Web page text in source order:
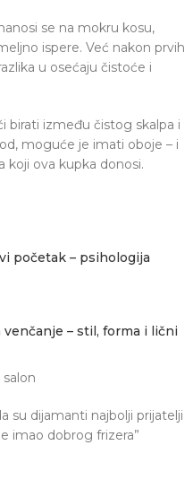
se na mokru kosu,
ispere. Već nakon prvih
u osećaju čistoće i
birati između čistog skalpa i
moguće je imati oboje – i
koji ova kupka donosi.
početak – psihologija
– stil, forma i lični
su dijamanti najbolji prijatelji
imao dobrog frizera”